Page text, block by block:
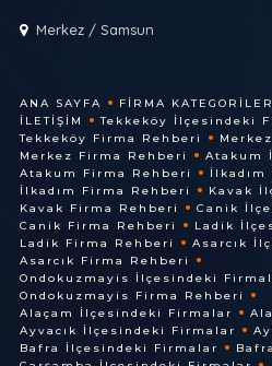
Merkez / Samsun
ANA SAYFA FIRMA
İLETIŞIM
Tekkeköy İlçesindeki
Tekkeköy Firma Rehberi
Merkez Firma Rehberi
Atakum
Atakum Firma Rehberi
İlkadım Firma Rehberi
Kavak
Kavak Firma Rehberi
Canik
Canik Firma Rehberi
Ladik
Ladik Firma Rehberi
Asarcık
Asarcık Firma Rehberi
Ondokuzmayis İlçesindeki
Ondokuzmayis Firma Rehberi
Alaçam İlçesindeki Firmalar
Ayvacık İlçesindeki Firmalar
Bafra İlçesindeki Firmalar